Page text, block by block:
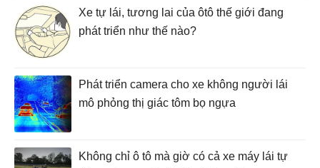
Xe tự lái, tương lai của ôtô thế giới đang
phát triển như thế nào?
Phát triển camera cho xe không người lái
mô phỏng thị giác tôm bọ ngựa
Không chỉ ô tô mà giờ có cả xe máy lái tự